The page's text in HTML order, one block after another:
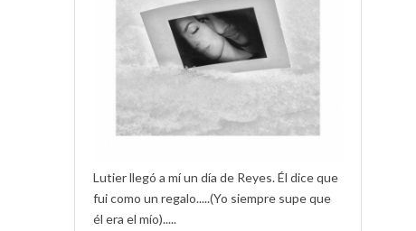
Lutier llegó a mí un día de Reyes. Él dice que
fui como un regalo.....(Yo siempre supe que
él era el mío).....